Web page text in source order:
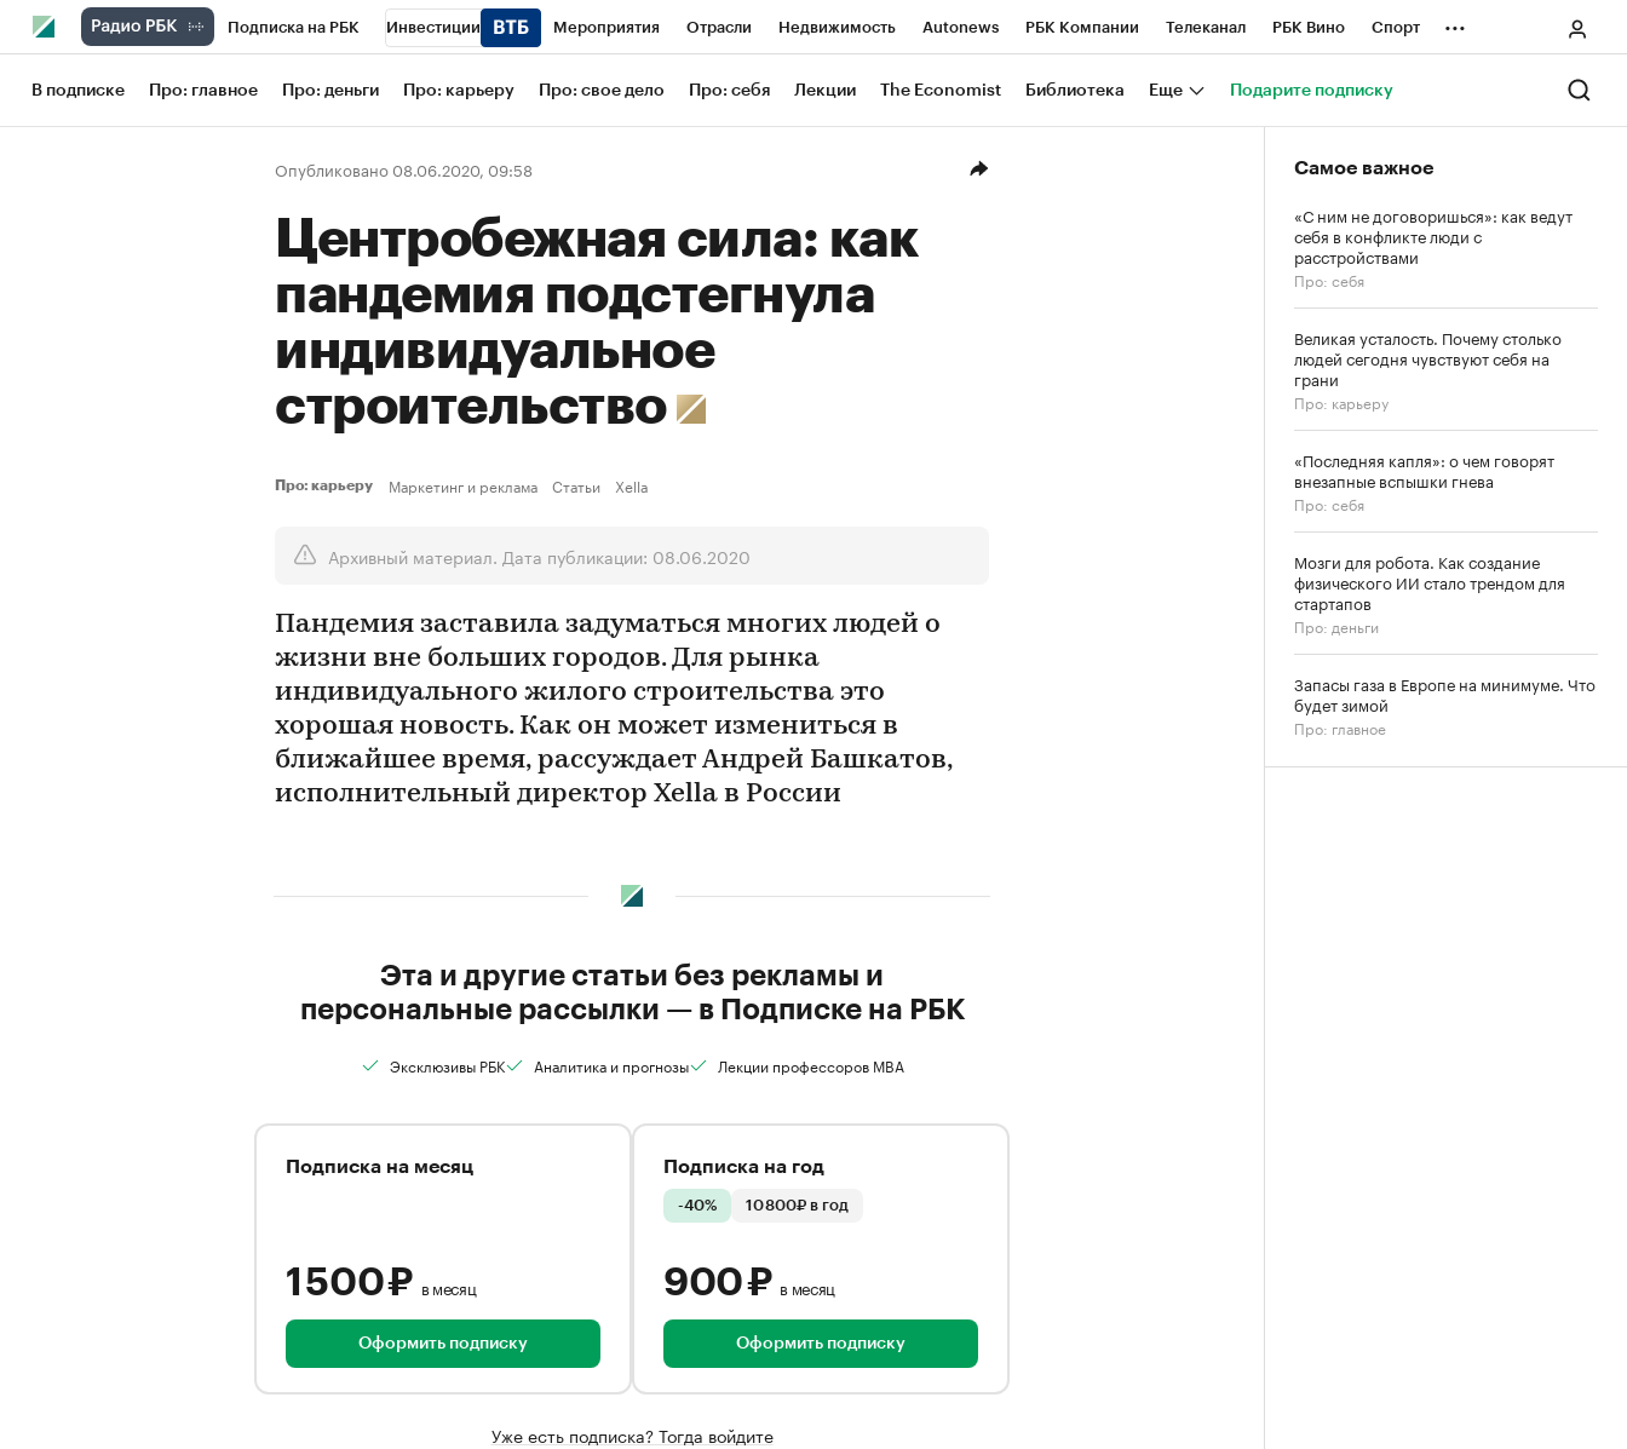
Подписка на РБК Инвестиции Мероприятия Отрасли Недвижимость Autonews РБК Компании Телеканал РБК Вино Спорт
Школа управления РБК РБК Образование РБК Life Тренды Визионеры Национальные проекты Город
Рынок наличной валюты
...
В подписке Про: главное Про: деньги Про: карьеру Про: свое дело Про: себя Лекции The Economist Библиотека Еще Подарите подписку
Опубликовано 08.06.2020, 09:58
Центробежная сила: как
пандемия подстегнула
индивидуальное
строительство
Про: карьеру Маркетинг и реклама Статьи Xella
Архивный материал. Дата публикации: 08.06.2020
Пандемия заставила задуматься многих людей о
жизни вне больших городов. Для рынка
индивидуального жилого строительства это
хорошая новость. Как он может измениться в
ближайшее время, рассуждает Андрей Башкатов,
исполнительный директор Xella в России
Эта и другие статьи без рекламы и
персональные рассылки — в Подписке на РБК
Эксклюзивы РБК Аналитика и прогнозы Лекции профессоров MBA
Подписка на месяц
1 500 ₽ в месяц
Оформить подписку
Подписка на год
-40% 10 800₽ в год
900 ₽ в месяц
Оформить подписку
Уже есть подписка? Тогда войдите
Самое важное
«С ним не договоришься»: как ведут
себя в конфликте люди с
расстройствами
Про: себя
Великая усталость. Почему столько
людей сегодня чувствуют себя на
грани
Про: карьеру
«Последняя капля»: о чем говорят
внезапные вспышки гнева
Про: себя
Мозги для робота. Как создание
физического ИИ стало трендом для
стартапов
Про: деньги
Запасы газа в Европе на минимуме. Что
будет зимой
Про: главное